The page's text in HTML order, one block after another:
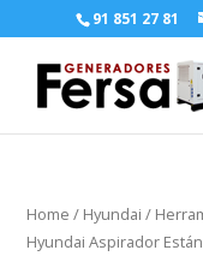
91 851 27 81
Home / Hyundai /
Hyundai Aspirador